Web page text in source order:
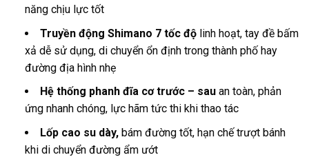
năng chịu lực tốt
Truyền động Shimano 7 tốc độ linh hoạt, tay đề bấm
xả dễ sử dụng, di chuyển ổn định trong thành phố hay
đường địa hình nhẹ
Hệ thống phanh đĩa cơ trước – sau an toàn, phản
ứng nhanh chóng, lực hãm tức thi khi thao tác
Lốp cao su dày, bám đường tốt, hạn chế trượt bánh
khi di chuyển đường ẩm ướt